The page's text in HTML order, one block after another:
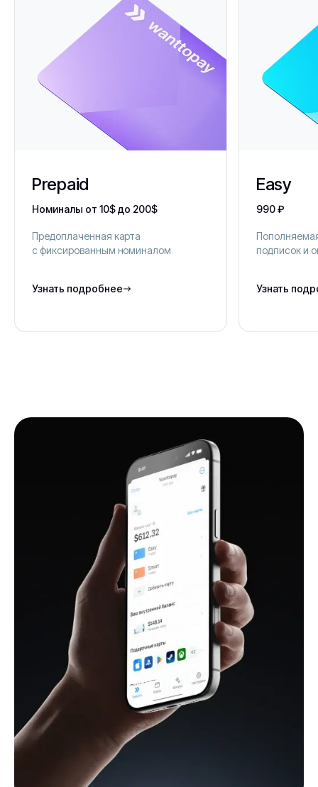
Prepaid
Номиналы от 10$ до 200$
Предоплаченная карта
с фиксированным номиналом
Узнать подробнее
Easy
990 ₽
подписок и
Узнать